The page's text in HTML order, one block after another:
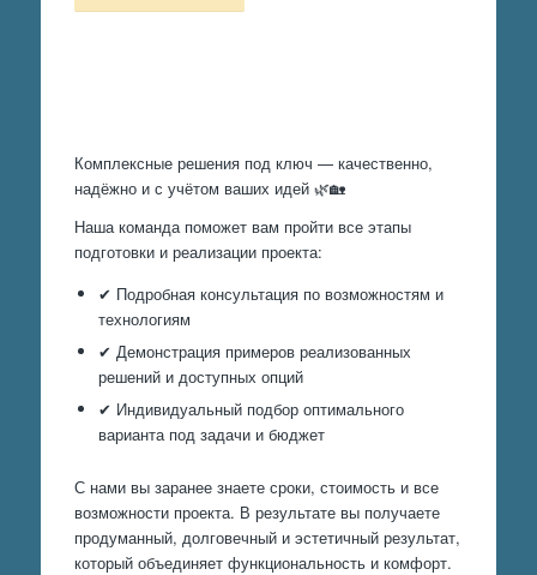
Комплексные решения под ключ — качественно,
надёжно и с учётом ваших идей 🌿🏡
Наша команда поможет вам пройти все этапы
подготовки и реализации проекта:
✔ Подробная консультация по возможностям и
технологиям
✔ Демонстрация примеров реализованных
решений и доступных опций
✔ Индивидуальный подбор оптимального
варианта под задачи и бюджет
С нами вы заранее знаете сроки, стоимость и все
возможности проекта. В результате вы получаете
продуманный, долговечный и эстетичный результат,
который объединяет функциональность и комфорт.